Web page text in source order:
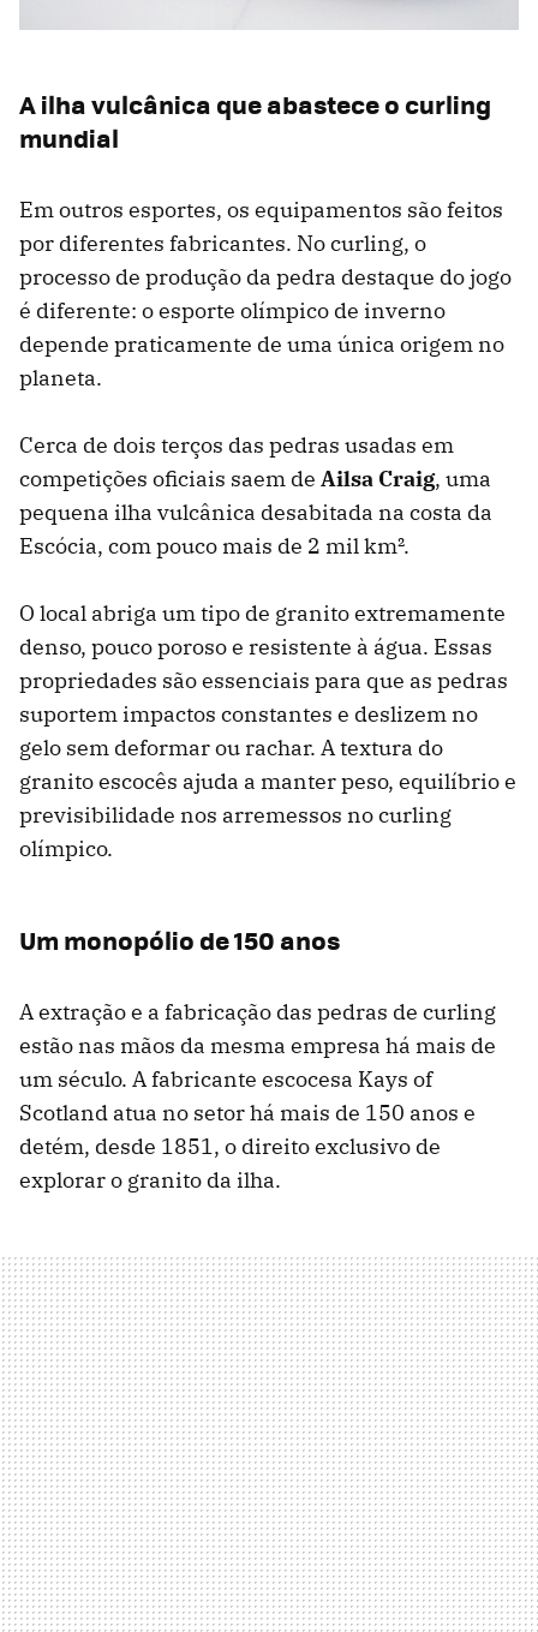
A ilha vulcânica que abastece o curling
mundial
Em outros esportes, os equipamentos são feitos
por diferentes fabricantes. No curling, o
processo de produção da pedra destaque do jogo
é diferente: o esporte olímpico de inverno
depende praticamente de uma única origem no
planeta.
Cerca de dois terços das pedras usadas em
competições oficiais saem de Ailsa Craig, uma
pequena ilha vulcânica desabitada na costa da
Escócia, com pouco mais de 2 mil km².
O local abriga um tipo de granito extremamente
denso, pouco poroso e resistente à água. Essas
propriedades são essenciais para que as pedras
suportem impactos constantes e deslizem no
gelo sem deformar ou rachar. A textura do
granito escocês ajuda a manter peso, equilíbrio e
previsibilidade nos arremessos no curling
olímpico.
Um monopólio de 150 anos
A extração e a fabricação das pedras de curling
estão nas mãos da mesma empresa há mais de
um século. A fabricante escocesa Kays of
Scotland atua no setor há mais de 150 anos e
detém, desde 1851, o direito exclusivo de
explorar o granito da ilha.